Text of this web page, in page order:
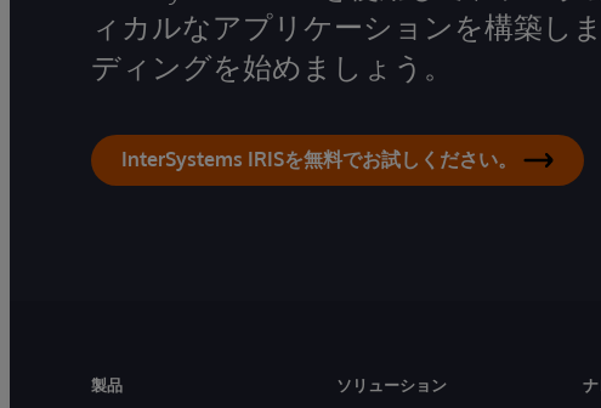
ィカルなアプリケーションを構築し
ディングを始めましょう。
InterSystems IRISを無料でお試しください。
製品
ソリューション